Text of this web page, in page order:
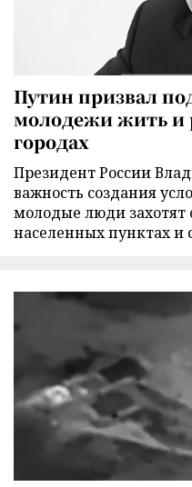
Путин призвал
молодежи жить и
городах
Президент России
важность создания
молодые люди захотят
населенных пунктах и